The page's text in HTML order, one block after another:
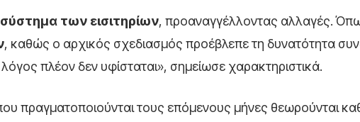
σύστημα των εισιτηρίων, προαναγγέλλοντας αλλαγές.
, καθώς ο αρχικός σχεδιασμός προέβλεπε τη δυνατότητα
πλέον δεν υφίσταται», σημείωσε χαρακτηριστικά.
πραγματοποιούνται τους επόμενους μήνες θεωρούνται